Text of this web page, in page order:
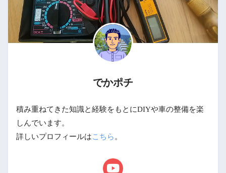
でかポチ
積み重ねてきた知識と経験をもとにDIYや車の整備を楽
しんでいます。
詳しいプロフィールはこちら 。